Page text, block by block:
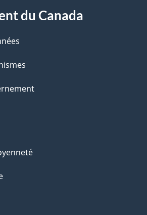
du Canada